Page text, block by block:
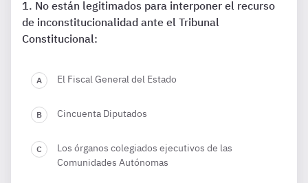
No están legitimados para interponer el recurso
de inconstitucionalidad ante el Tribunal
Constitucional:
El Fiscal General del Estado
Cincuenta Diputados
Los órganos colegiados ejecutivos de las
Comunidades Autónomas